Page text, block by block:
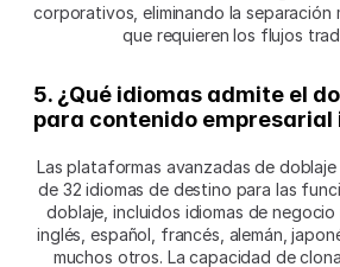
corporativos, eliminando la separación
que requieren los flujos
5. ¿Qué idiomas admite el
para contenido
Las plataformas avanzadas de doblaje
de 32 idiomas de destino para las
doblaje, incluidos idiomas de
inglés, español, francés, alemán,
muchos otros. La capacidad de